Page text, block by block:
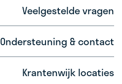
Veelgestelde vragen
Ondersteuning & contact
Krantenwijk locaties